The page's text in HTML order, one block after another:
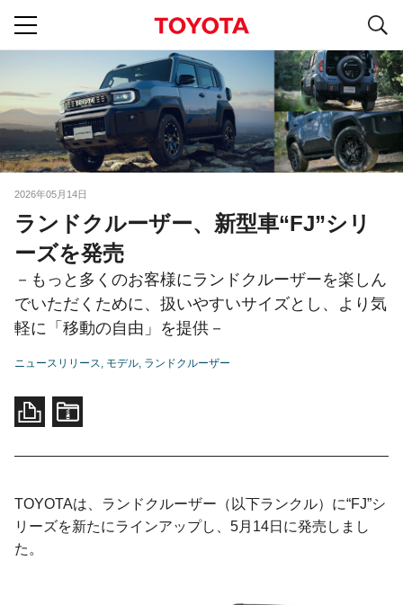
2026年05月14日
ランドクルーザー、新型車“FJ”シリ
ーズを発売
－もっと多くのお客様にランドクルーザーを楽しん
でいただくために、扱いやすいサイズとし、より気
軽に「移動の自由」を提供－
ニュースリリース モデル ランドクルーザー
TOYOTAは、ランドクルーザー（以下ランクル）に“FJ”シ
リーズを新たにラインアップし、5月14日に発売しまし
た。